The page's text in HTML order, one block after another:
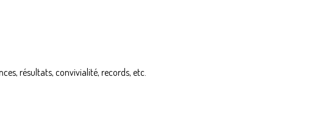
résultats, convivialité, records, etc.